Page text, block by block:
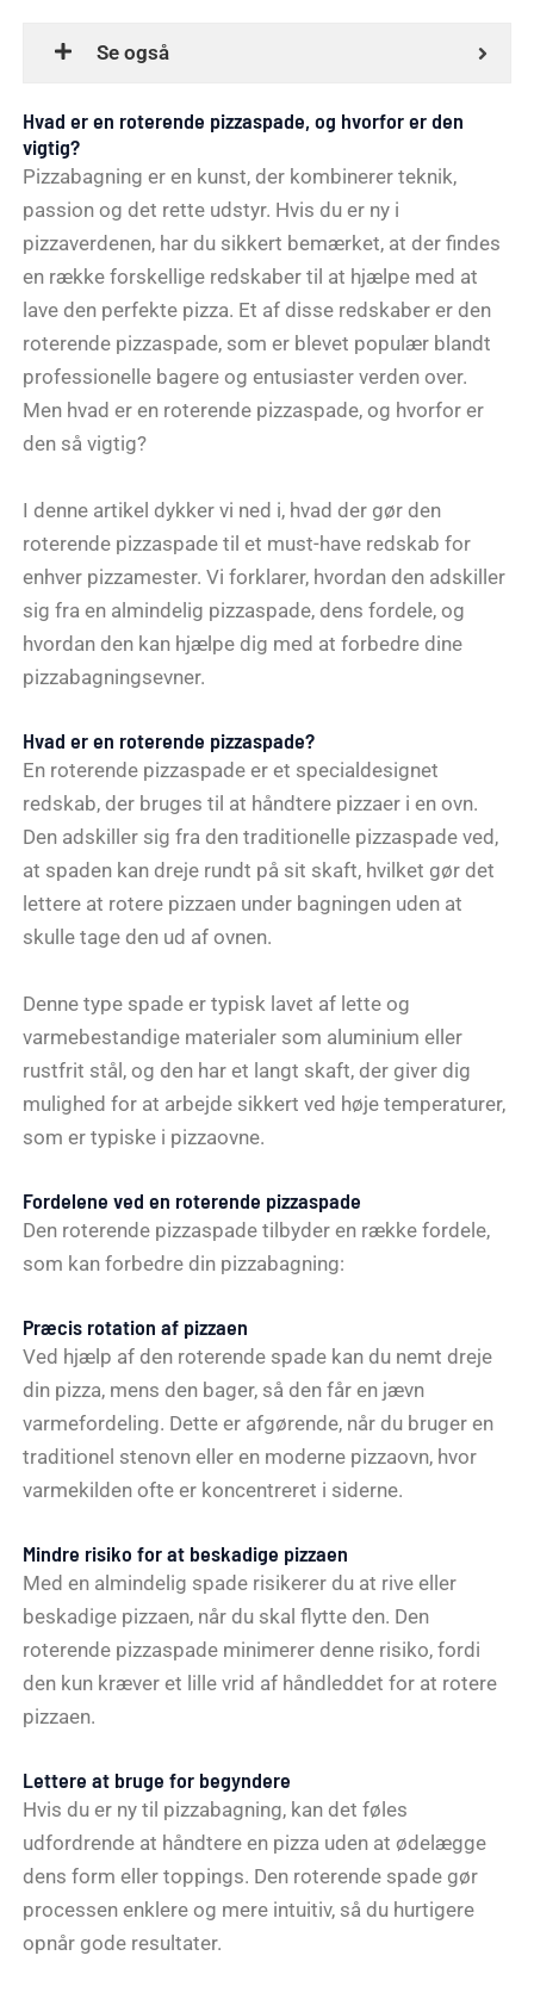
Se også
Hvad er en roterende pizzaspade, og hvorfor er den
vigtig?
Pizzabagning er en kunst, der kombinerer teknik,
passion og det rette udstyr. Hvis du er ny i
pizzaverdenen, har du sikkert bemærket, at der findes
en række forskellige redskaber til at hjælpe med at
lave den perfekte pizza. Et af disse redskaber er den
roterende pizzaspade, som er blevet populær blandt
professionelle bagere og entusiaster verden over.
Men hvad er en roterende pizzaspade, og hvorfor er
den så vigtig?
I denne artikel dykker vi ned i, hvad der gør den
roterende pizzaspade til et must-have redskab for
enhver pizzamester. Vi forklarer, hvordan den adskiller
sig fra en almindelig pizzaspade, dens fordele, og
hvordan den kan hjælpe dig med at forbedre dine
pizzabagningsevner.
Hvad er en roterende pizzaspade?
En roterende pizzaspade er et specialdesignet
redskab, der bruges til at håndtere pizzaer i en ovn.
Den adskiller sig fra den traditionelle pizzaspade ved,
at spaden kan dreje rundt på sit skaft, hvilket gør det
lettere at rotere pizzaen under bagningen uden at
skulle tage den ud af ovnen.
Denne type spade er typisk lavet af lette og
varmebestandige materialer som aluminium eller
rustfrit stål, og den har et langt skaft, der giver dig
mulighed for at arbejde sikkert ved høje temperaturer,
som er typiske i pizzaovne.
Fordelene ved en roterende pizzaspade
Den roterende pizzaspade tilbyder en række fordele,
som kan forbedre din pizzabagning:
Præcis rotation af pizzaen
Ved hjælp af den roterende spade kan du nemt dreje
din pizza, mens den bager, så den får en jævn
varmefordeling. Dette er afgørende, når du bruger en
traditionel stenovn eller en moderne pizzaovn, hvor
varmekilden ofte er koncentreret i siderne.
Mindre risiko for at beskadige pizzaen
Med en almindelig spade risikerer du at rive eller
beskadige pizzaen, når du skal flytte den. Den
roterende pizzaspade minimerer denne risiko, fordi
den kun kræver et lille vrid af håndleddet for at rotere
pizzaen.
Lettere at bruge for begyndere
Hvis du er ny til pizzabagning, kan det føles
udfordrende at håndtere en pizza uden at ødelægge
dens form eller toppings. Den roterende spade gør
processen enklere og mere intuitiv, så du hurtigere
opnår gode resultater.